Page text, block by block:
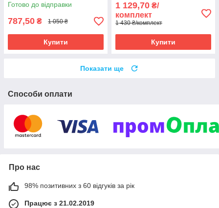
Готово до відправки
787,50 ₴ 1 050 ₴
Купити
1 129,70 ₴/
комплект
1 430 ₴/комплект
Купити
Показати ще
Способи оплати
Про нас
98% позитивних з 60 відгуків за рік
Працює з 21.02.2019